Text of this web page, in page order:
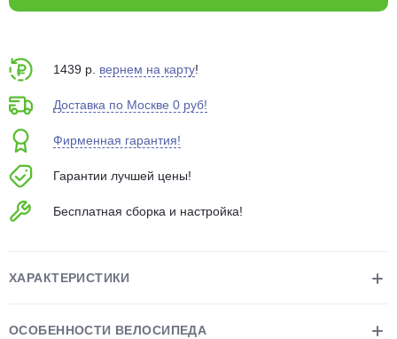
1439 р. вернем на карту!
Доставка по Москве 0 руб!
Фирменная гарантия!
Гарантии лучшей цены!
Бесплатная сборка и настройка!
ХАРАКТЕРИСТИКИ
ОСОБЕННОСТИ ВЕЛОСИПЕДА
Оставшиеся75% будут
Подробнее
недели